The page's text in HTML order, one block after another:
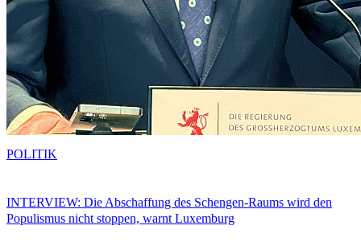
INTERVIEW: Die Abschaffung des Schengen-Raums wird den
Populismus nicht stoppen, warnt Luxemburg
POLITIK